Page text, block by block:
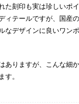
た刻印も実は珍しいポ
ィテールですが、国産
なデザインに良いワン
ありますが、こんな細
す。